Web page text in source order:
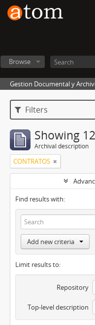
Browse
Gestion Documental y
Filters
Showing
Archival description
CONTRATOS
Find results with:
Add new criteria
Limit results to:
Repository
Top-level description